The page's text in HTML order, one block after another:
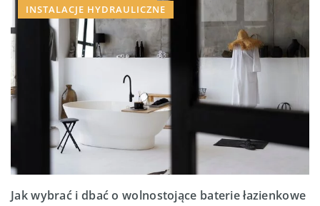
INSTALACJE HYDRAULICZNE
Jak wybrać i dbać o wolnostojące baterie łazienkowe